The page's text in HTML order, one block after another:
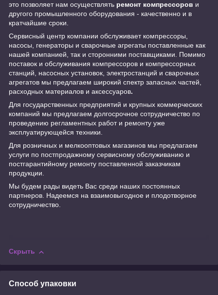
это позволяет нам осуществлять ремонт компрессоров и
другого промышленного оборудования - качественно и в
кратчайшие сроки.
Сервисный центр компании обслуживает компрессоры,
насосы, генераторы и сварочные агрегаты поставленные как
нашей компанией, так и сторонними поставщиками. Помимо
поставок и обслуживания компрессоров и компрессорных
станций, насосных установок, электростанций и сварочных
агрегатов мы предлагаем широкий спектр запасных частей,
расходных материалов и аксессуаров.
Для государственных предприятий и крупных коммерческих
компаний мы предлагаем долгосрочное сотрудничество по
проведению регламентных работ и ремонту уже
эксплуатирующейся техники.
Для розничных и мелкооптовых магазинов мы предлагаем
услуги по постпродажному сервисному обслуживанию и
постгарантийному ремонту поставленной заказчикам
продукции.
Мы будем рады видеть Вас среди наших постоянных
партнеров. Надеемся на взаимовыгодное и плодотворное
сотрудничество.
Скрыть
Способ упаковки